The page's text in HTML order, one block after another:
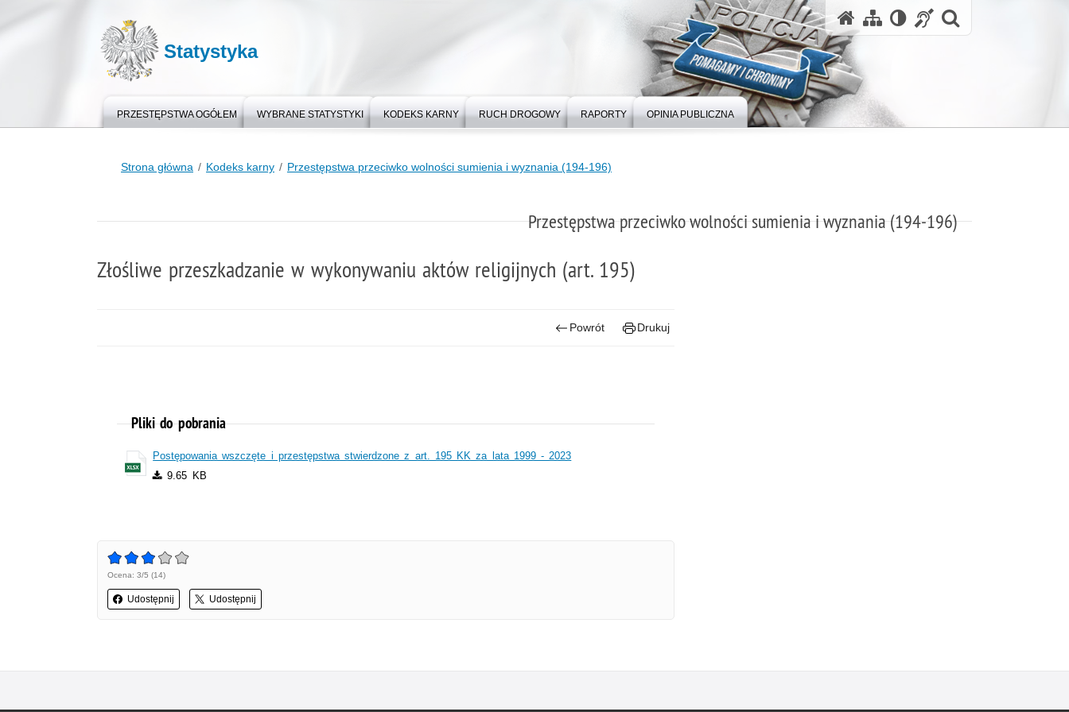
Statystyka
PRZESTĘPSTWA OGÓŁEM WYBRANE STATYSTYKI KODEKS KARNY RUCH DROGOWY RAPORTY OPINIA PUBLICZNA
Strona główna Kodeks karny Przestępstwa przeciwko wolności sumienia i wyznania (194-196)
Przestępstwa przeciwko wolności sumienia i wyznania (194-196)
Złośliwe przeszkadzanie w wykonywaniu aktów religijnych (art. 195)
Powrót Drukuj
Pliki do pobrania
Postępowania wszczęte i przestępstwa stwierdzone z art. 195 KK za lata 1999 - 2023
9.65 KB
Ocena: 3/5 (14)
Udostępnij Udostępnij